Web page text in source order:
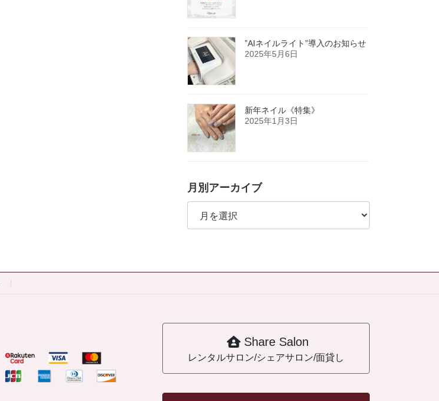
”AIネイルライト”導入のお知らせ
2025年5月6日
新年ネイル《特集》
2025年1月3日
月別アーカイブ
月
ア
ブ
Share Salon
レンタルサロン/シェアサロン/面貸し